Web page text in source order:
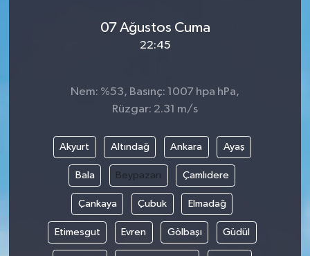
07 Ağustos Cuma
22:45
Nem: %53, Basınç: 1007 hpa hPa,
Rüzgar: 2.31 m/s
Akyurt Altındağ Ankara Ayaş
Bala Beypazarı Çamlıdere
Çankaya Çubuk Elmadağ
Etimesgut Evren Gölbaşı Güdül